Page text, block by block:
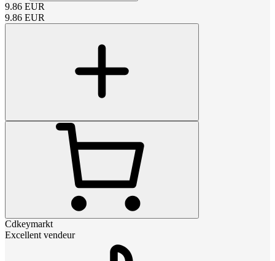
9.86 EUR
9.86 EUR
Cdkeymarkt
Excellent vendeur